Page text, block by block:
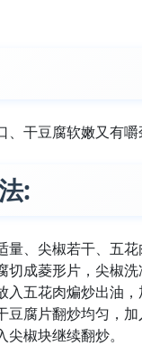
、干豆腐软嫩又有
:
、尖椒若干、五花
切成菱形片，尖椒
五花肉煸炒出油，
腐片翻炒均匀，加
椒块继续翻炒。